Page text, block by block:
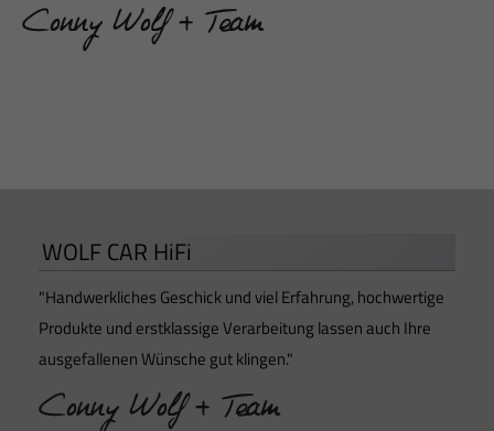
WOLF CAR HiFi
"Handwerkliches Geschick und viel Erfahrung, hochwertige
Produkte und erstklassige Verarbeitung lassen auch Ihre
ausgefallenen Wünsche gut klingen."